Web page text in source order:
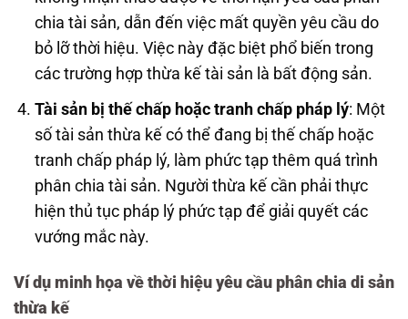
chia tài sản, dẫn đến việc mất quyền yêu cầu do
bỏ lỡ thời hiệu. Việc này đặc biệt phổ biến trong
các trường hợp thừa kế tài sản là bất động sản.
Tài sản bị thế chấp hoặc tranh chấp pháp lý: Một
số tài sản thừa kế có thể đang bị thế chấp hoặc
tranh chấp pháp lý, làm phức tạp thêm quá trình
phân chia tài sản. Người thừa kế cần phải thực
hiện thủ tục pháp lý phức tạp để giải quyết các
vướng mắc này.
Ví dụ minh họa về thời hiệu yêu cầu phân chia di sản
thừa kế